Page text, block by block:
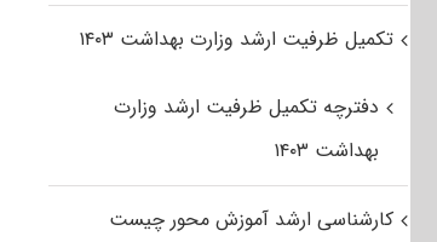
تکمیل ظرفیت ارشد وزارت بهداشت ۱۴۰۳
دفترچه تکمیل ظرفیت ارشد وزارت
بهداشت ۱۴۰۳
کارشناسی ارشد آموزش محور چیست